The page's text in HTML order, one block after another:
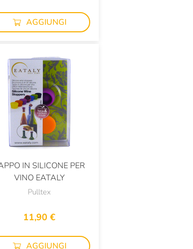
AGGIUNGI
IN SILICONE PER
VINO EATALY
Pulltex
11,90 €
AGGIUNGI